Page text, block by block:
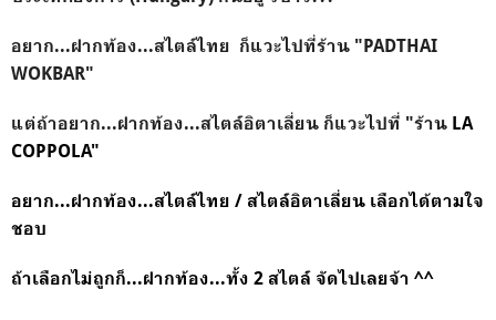
อยาก...ฝากท้อง...สไตล์ไทย ก็แวะไปที่ร้าน "PADTHAI
WOKBAR"
แต่ถ้าอยาก...ฝากท้อง...สไตล์อิตาเลี่ยน ก็แวะไปที่ "ร้าน LA
COPPOLA"
อยาก...ฝากท้อง...สไตล์ไทย / สไตล์อิตาเลี่ยน เลือกได้ตามใจ
ชอบ
ถ้าเลือกไม่ถูกก็...ฝากท้อง...ทั้ง 2 สไตล์ จัดไปเลยจ้า ^^